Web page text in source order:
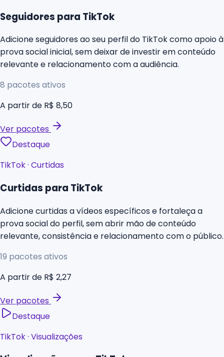
Seguidores para TikTok
Adicione seguidores ao seu perfil do TikTok como apoio à
prova social inicial, sem deixar de investir em conteúdo
relevante e relacionamento com a audiência.
8 pacotes ativos
A partir de R$ 8,50
Ver pacotes
Destaque
TikTok· Curtidas
Curtidas para TikTok
Adicione curtidas a vídeos específicos e fortaleça a
prova social do perfil, sem abrir mão de conteúdo
relevante, consistência e relacionamento com o público.
19 pacotes ativos
A partir de R$ 2,27
Ver pacotes
Destaque
TikTok· Visualizações